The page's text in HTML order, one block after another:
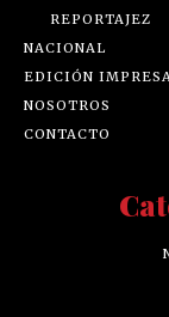
REPORTAJEZ
NACIONAL
EDICIÓN
NOSOTROS
CONTACTO